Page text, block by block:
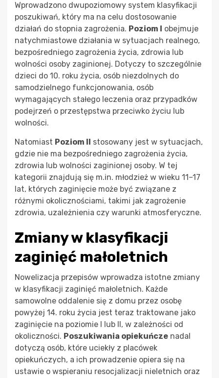
Wprowadzono dwupoziomowy system klasyfikacji
poszukiwań, który ma na celu dostosowanie
działań do stopnia zagrożenia. Poziom I obejmuje
natychmiastowe działania w sytuacjach realnego,
bezpośredniego zagrożenia życia, zdrowia lub
wolności osoby zaginionej. Dotyczy to szczególnie
dzieci do 10. roku życia, osób niezdolnych do
samodzielnego funkcjonowania, osób
wymagających stałego leczenia oraz przypadków
podejrzeń o przestępstwa przeciwko życiu lub
wolności.
Natomiast Poziom II stosowany jest w sytuacjach,
gdzie nie ma bezpośredniego zagrożenia życia,
zdrowia lub wolności zaginionej osoby. W tej
kategorii znajdują się m.in. młodzież w wieku 11–17
lat, których zaginięcie może być związane z
różnymi okolicznościami, takimi jak zagrożenie
zdrowia, uzależnienia czy warunki atmosferyczne.
Zmiany w klasyfikacji
zaginięć małoletnich
Nowelizacja przepisów wprowadza istotne zmiany
w klasyfikacji zaginięć małoletnich. Każde
samowolne oddalenie się z domu przez osobę
powyżej 14. roku życia jest teraz traktowane jako
zaginięcie na poziomie I lub II, w zależności od
okoliczności. Poszukiwania opiekuńcze nadal
dotyczą osób, które uciekły z placówek
opiekuńczych, a ich prowadzenie opiera się na
ustawie o wspieraniu resocjalizacji nieletnich oraz